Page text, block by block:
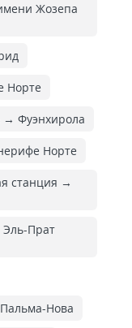
Жозепа
Норте
→ Фуэнхирола
Норте
станция →
Прат
Нова